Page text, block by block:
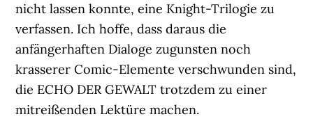
nicht lassen konnte, eine Knight-Trilogie zu
verfassen. Ich hoffe, dass daraus die
anfängerhaften Dialoge zugunsten noch
krasserer Comic-Elemente verschwunden sind,
die ECHO DER GEWALT trotzdem zu einer
mitreißenden Lektüre machen.